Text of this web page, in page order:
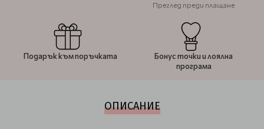
Преглед преди плащане
Подарък към поръчката
Бонус точки и лоялна
програма
ОПИСАНИЕ